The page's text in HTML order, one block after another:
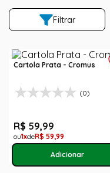
Filtrar
Cartola Prata - Cromus
(0)
R$ 59,99
1 R$ 59,99